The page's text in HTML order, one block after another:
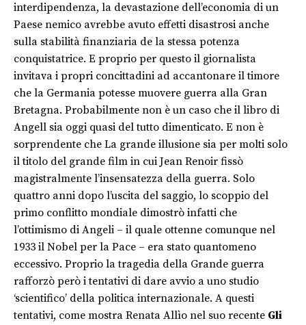
interdipendenza, la devastazione dell’economia di un
Paese nemico avrebbe avuto effetti disastrosi anche
sulla stabilità finanziaria de la stessa potenza
conquistatrice. E proprio per questo il giornalista
invitava i propri concittadini ad accantonare il timore
che la Germania potesse muovere guerra alla Gran
Bretagna. Probabilmente non è un caso che il libro di
Angell sia oggi quasi del tutto dimenticato. E non è
sorprendente che La grande illusione sia per molti solo
il titolo del grande film in cui Jean Renoir fissò
magistralmente l’insensatezza della guerra. Solo
quattro anni dopo l’uscita del saggio, lo scoppio del
primo conflitto mondiale dimostrò infatti che
l’ottimismo di Angeli – il quale ottenne comunque nel
1933 il Nobel per la Pace – era stato quantomeno
eccessivo. Proprio la tragedia della Grande guerra
rafforzò però i tentativi di dare avvio a uno studio
‘scientifico’ della politica internazionale. A questi
tentativi, come mostra Renata Allìo nel suo recente Gli